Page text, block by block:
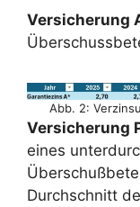
Versicherung
Abb. 2:
Versicherung
eines
Durchschnitt